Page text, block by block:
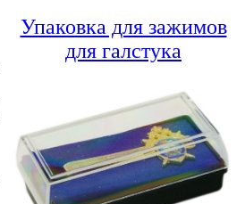
Упаковка для зажимов
для галстука